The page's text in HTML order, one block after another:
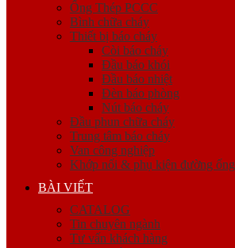
Ống Thép PCCC
Bình chữa cháy
Thiết bị báo cháy
Còi báo cháy
Đầu báo khói
Đầu báo nhiệt
Đèn báo phòng
Nút báo cháy
Đầu phun chữa cháy
Trung tâm báo cháy
Van công nghiệp
Khớp nối & phụ kiện đường ống
BÀI VIẾT
CATALOG
Tin chuyên ngành
Tư vấn khách hàng